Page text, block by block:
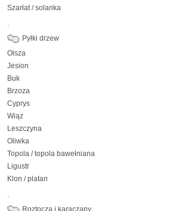
Szarłat / solanka
Pyłki drzew
Olsza
Jesion
Buk
Brzoza
Cyprys
Wiąz
Leszczyna
Oliwka
Topola / topola bawełniana
Ligustr
Klon / platan
Roztocza i karaczany